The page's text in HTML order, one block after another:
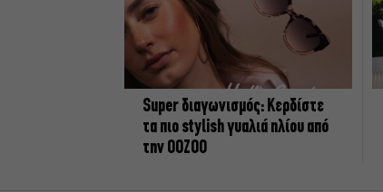
Super διαγωνισμός: Κερδίστε
τα πιο stylish γυαλιά ηλίου από
την OOZOO